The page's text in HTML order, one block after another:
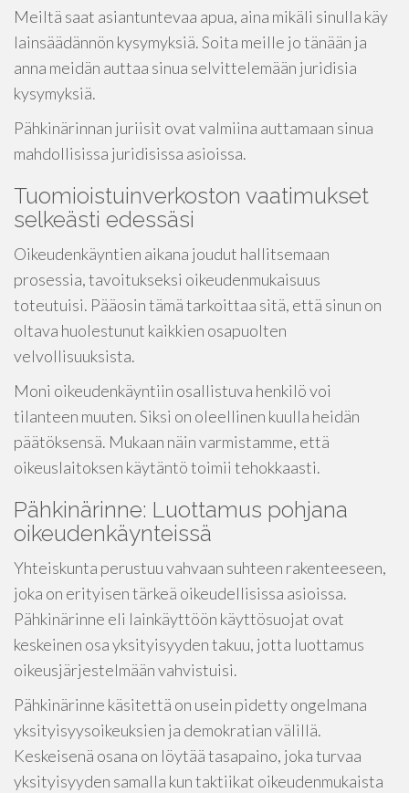
Meiltä saat asiantuntevaa apua, aina mikäli sinulla käy
lainsäädännön kysymyksiä. Soita meille jo tänään ja
anna meidän auttaa sinua selvittelemään juridisia
kysymyksiä.
Pähkinärinnan juriisit ovat valmiina auttamaan sinua
mahdollisissa juridisissa asioissa.
Tuomioistuinverkoston vaatimukset
selkeästi edessäsi
Oikeudenkäyntien aikana joudut hallitsemaan
prosessia, tavoitukseksi oikeudenmukaisuus
toteutuisi. Pääosin tämä tarkoittaa sitä, että sinun on
oltava huolestunut kaikkien osapuolten
velvollisuuksista.
Moni oikeudenkäyntiin osallistuva henkilö voi
tilanteen muuten. Siksi on oleellinen kuulla heidän
päätöksensä. Mukaan näin varmistamme, että
oikeuslaitoksen käytäntö toimii tehokkaasti.
Pähkinärinne: Luottamus pohjana
oikeudenkäynteissä
Yhteiskunta perustuu vahvaan suhteen rakenteeseen,
joka on erityisen tärkeä oikeudellisissa asioissa.
Pähkinärinne eli lainkäyttöön käyttösuojat ovat
keskeinen osa yksityisyyden takuu, jotta luottamus
oikeusjärjestelmään vahvistuisi.
Pähkinärinne käsitettä on usein pidetty ongelmana
yksityisyysoikeuksien ja demokratian välillä.
Keskeisenä osana on löytää tasapaino, joka turvaa
yksityisyyden samalla kun taktiikat oikeudenmukaista